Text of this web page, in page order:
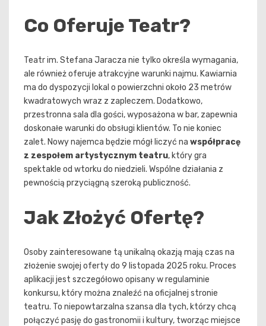
Co Oferuje Teatr?
Teatr im. Stefana Jaracza nie tylko określa wymagania,
ale również oferuje atrakcyjne warunki najmu. Kawiarnia
ma do dyspozycji lokal o powierzchni około 23 metrów
kwadratowych wraz z zapleczem. Dodatkowo,
przestronna sala dla gości, wyposażona w bar, zapewnia
doskonałe warunki do obsługi klientów. To nie koniec
zalet. Nowy najemca będzie mógł liczyć na współpracę
z zespołem artystycznym teatru, który gra
spektakle od wtorku do niedzieli. Wspólne działania z
pewnością przyciągną szeroką publiczność.
Jak Złożyć Ofertę?
Osoby zainteresowane tą unikalną okazją mają czas na
złożenie swojej oferty do 9 listopada 2025 roku. Proces
aplikacji jest szczegółowo opisany w regulaminie
konkursu, który można znaleźć na oficjalnej stronie
teatru. To niepowtarzalna szansa dla tych, którzy chcą
połączyć pasję do gastronomii i kultury, tworząc miejsce